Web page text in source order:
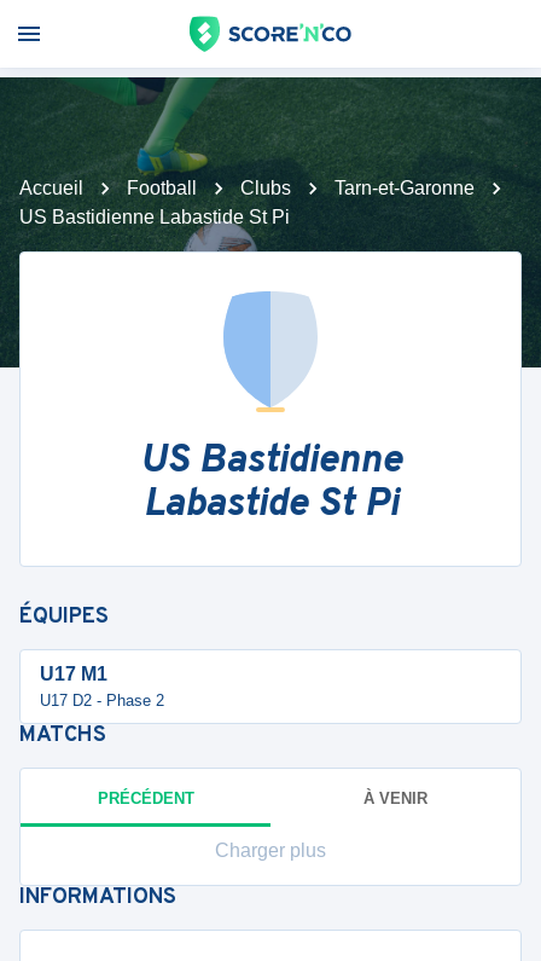
Accueil Football Clubs
Tarn-et-Garonne
US Bastidienne Labastide St Pi
US Bastidienne
Labastide St Pi
ÉQUIPES
U17 M1
U17 D2 - Phase 2
MATCHS
PRÉCÉDENT À VENIR
Charger plus
INFORMATIONS